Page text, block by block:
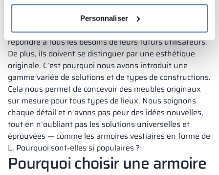
Personnaliser
mais peu de gens savent à quel point leur conception
peut varier. Chez ALSANIT, nous croyons que nos
casiers doivent être hautement fonctionnels et
répondre à tous les besoins de leurs futurs utilisateurs.
De plus, ils doivent se distinguer par une esthétique
originale. C’est pourquoi nous avons introduit une
gamme variée de solutions et de types de constructions.
Cela nous permet de concevoir des meubles originaux
sur mesure pour tous types de lieux. Nous soignons
chaque détail et n’avons pas peur des idées nouvelles,
tout en n’oubliant pas les solutions universelles et
éprouvées — comme les armoires vestiaires en forme de
L. Pourquoi sont-elles si populaires ?
Pourquoi choisir une armoire